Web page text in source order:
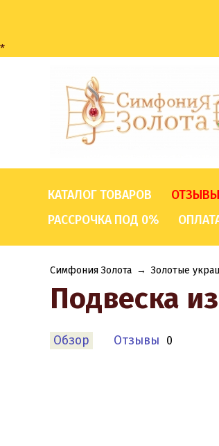
*
КАТАЛОГ ТОВАРОВ ОТЗЫВЫ
РАССРОЧКА ПОД 0%
Симфония Золота → Золотые
Подвеска
Обзор Отзывы 0